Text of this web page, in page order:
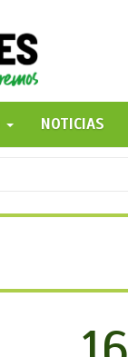
NOTICIAS